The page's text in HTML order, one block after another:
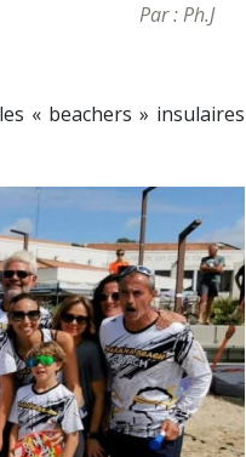
Par : Ph.J
« beachers » insulaires